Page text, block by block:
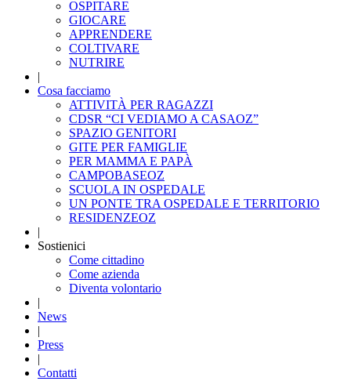
OSPITARE
GIOCARE
APPRENDERE
COLTIVARE
NUTRIRE
|
Cosa facciamo
ATTIVITÀ PER RAGAZZI
CDSR “CI VEDIAMO A CASAOZ”
SPAZIO GENITORI
GITE PER FAMIGLIE
PER MAMMA E PAPÀ
CAMPOBASEOZ
SCUOLA IN OSPEDALE
UN PONTE TRA OSPEDALE E TERRITORIO
RESIDENZEOZ
|
Sostienici
Come cittadino
Come azienda
Diventa volontario
|
News
|
Press
|
Contatti